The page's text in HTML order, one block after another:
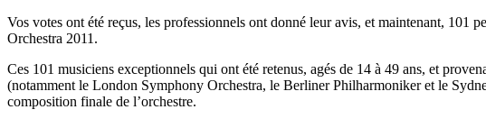
Vos votes ont été reçus, les professionnels ont donné leur avis, et maintenant, 101
Orchestra 2011.
Ces 101 musiciens exceptionnels qui ont été retenus, agés de 14 à 49 ans, et
(notamment le London Symphony Orchestra, le Berliner Philharmoniker et le
composition finale de l’orchestre.